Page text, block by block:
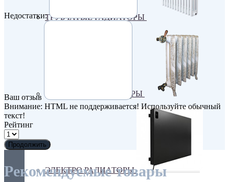
ТРУБЧАТЫЕ РАДИАТОРЫ
ЧУГУННЫЕ РАДИАТОРЫ
ЭЛЕКТРО РАДИАТОРЫ
Недостатки:
Ваш отзыв
Внимание: HTML не поддерживается! Используйте обычный
текст!
Рейтинг
Продолжить
Рекомендуемые товары